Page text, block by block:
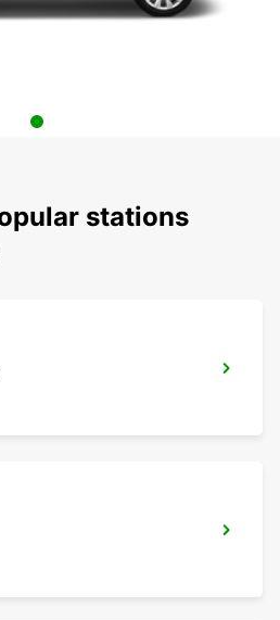
stations